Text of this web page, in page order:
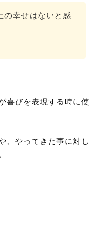
の幸せはないと感
喜びを表現する時に使
、やってきた事に対し